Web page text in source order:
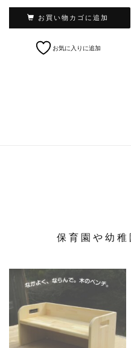
お買い物カゴに追加
お気に入りに追加
保育園や幼稚